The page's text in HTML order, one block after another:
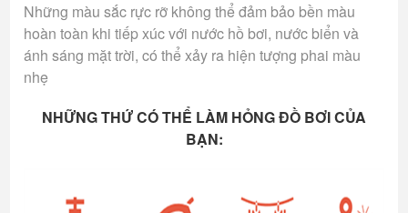
Những màu sắc rực rỡ không thể đảm bảo bền màu
hoàn toàn khi tiếp xúc với nước hồ bơi, nước biển và
ánh sáng mặt trời, có thể xảy ra hiện tượng phai màu
nhẹ
NHỮNG THỨ CÓ THỂ LÀM HỎNG ĐỒ BƠI CỦA
BẠN: